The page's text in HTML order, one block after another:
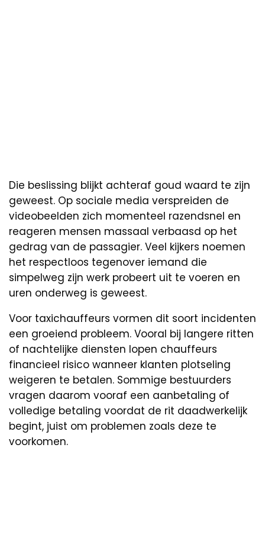
Die beslissing blijkt achteraf goud waard te zijn
geweest. Op sociale media verspreiden de
videobeelden zich momenteel razendsnel en
reageren mensen massaal verbaasd op het
gedrag van de passagier. Veel kijkers noemen
het respectloos tegenover iemand die
simpelweg zijn werk probeert uit te voeren en
uren onderweg is geweest.
Voor taxichauffeurs vormen dit soort incidenten
een groeiend probleem. Vooral bij langere ritten
of nachtelijke diensten lopen chauffeurs
financieel risico wanneer klanten plotseling
weigeren te betalen. Sommige bestuurders
vragen daarom vooraf een aanbetaling of
volledige betaling voordat de rit daadwerkelijk
begint, juist om problemen zoals deze te
voorkomen.